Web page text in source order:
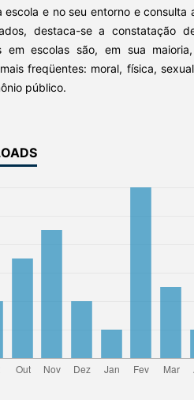
escola e no seu entorno e consulta
destaca-se a constatação
em escolas são, em sua
freqüentes: moral, física,
público.